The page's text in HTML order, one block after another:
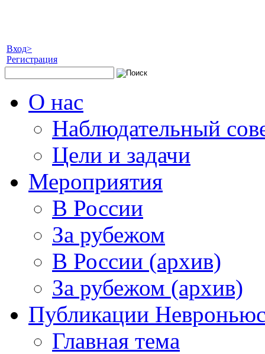
Вход>
Регистрация
О нас
Наблюдательный
Цели и задачи
Мероприятия
В России
За рубежом
В России (архив)
За рубежом (архив)
Публикации
Главная тема